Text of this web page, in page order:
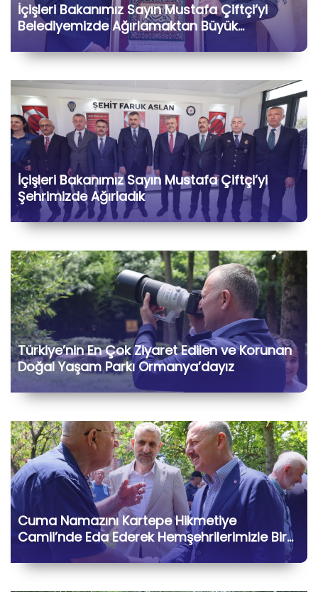
İçişleri Bakanımız Sayın Mustafa Çiftçi’yi
Belediyemizde Ağırlamaktan Büyük
Memnuniyet Duyduk
İçişleri Bakanımız Sayın Mustafa Çiftçi’yi
Şehrimizde Ağırladık
Türkiye’nin En Çok Ziyaret Edilen ve Korunan
Doğal Yaşam Parkı Ormanya’dayız
Cuma Namazını Kartepe Hikmetiye
Camii’nde Eda Ederek Hemşehrilerimizle Bir
Araya Geldik